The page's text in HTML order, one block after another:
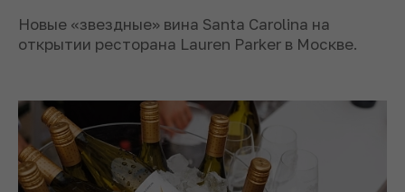
Новые «звездные» вина Santa Carolina на
открытии ресторана Lauren Parker в Москве.